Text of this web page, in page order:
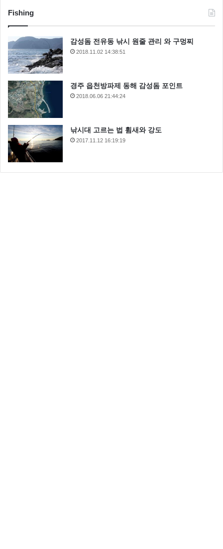
Fishing
감성돔 전유동 낚시 원줄 관리 와 구멍찌
2018.11.02 14:38:51
경주 읍천방파제 동해 감성돔 포인트
2018.06.06 21:44:24
낚시대 고르는 법 휨새와 강도
2017.11.12 16:19:19